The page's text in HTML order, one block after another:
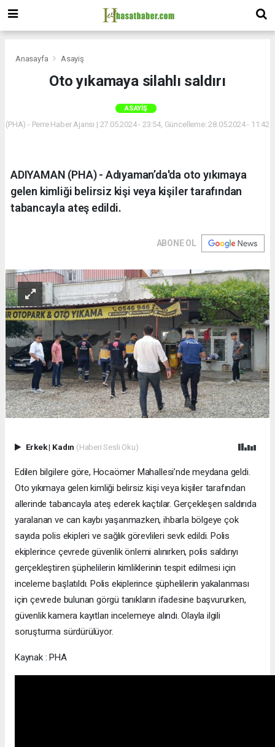
Anasayfa Asayiş
Oto yıkamaya silahlı saldırı
ASAYIŞ
(PHA) - Perre Haber Ajansı | 27.05.2024 - 23:54, Güncelleme: 28.05.2024 - 11:42
ADIYAMAN (PHA) - Adıyaman’da'da oto yıkımaya
gelen kimliği belirsiz kişi veya kişiler tarafından
tabancayla ateş edildi.
ABONE OL
Erkek| Kadın (Haberi Sesli Oku)
Edilen bilgilere göre, Hocaömer Mahallesi’nde meydana geldi.
Oto yıkımaya gelen kimliği belirsiz kişi veya kişiler tarafından
allerinde tabancayla ateş ederek kaçtılar. Gerçekleşen saldırıda
yaralanan ve can kaybı yaşanmazken, ihbarla bölgeye çok
sayıda polis ekipleri ve sağlık görevlileri sevk edildi. Polis
ekiplerince çevrede güvenlik önlemi alınırken, polis saldırıyı
gerçekleştiren şüphelilerin kimliklerinin tespit edilmesi için
inceleme başlatıldı. Polis ekiplerince şüphelilerin yakalanması
için çevrede bulunan görgü tanıkların ifadesine başvururken,
güvenlik kamera kayıtları incelemeye alındı. Olayla ilgili
soruşturma sürdürülüyor.
Kaynak : PHA